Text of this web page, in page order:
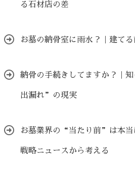
る石材店の差
お墓の納骨室に雨水？｜建て
納骨の手続きしてますか？｜
出漏れ”の現実
お墓業界の“当たり前”は本当
戦略ニュースから考える